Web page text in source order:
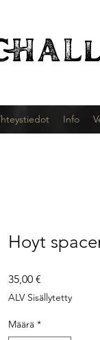
Info
Hoyt
35,00 €
ALV Sisällytetty
Määrä *